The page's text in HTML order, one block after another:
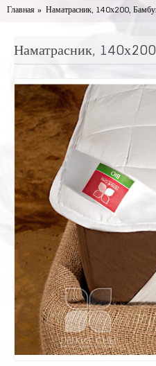
Главная Наматрасник, 140х200,
Наматрасник,